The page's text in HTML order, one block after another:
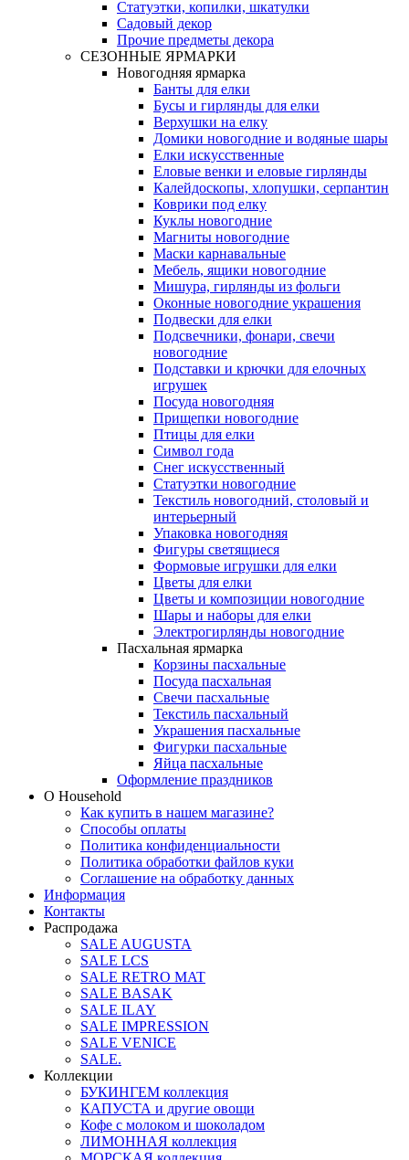
Статуэтки, копилки, шкатулки
Садовый декор
Прочие предметы декора
СЕЗОННЫЕ ЯРМАРКИ
Новогодняя ярмарка
Банты для елки
Бусы и гирлянды для елки
Верхушки на елку
Домики новогодние и водяные шары
Елки искусственные
Еловые венки и еловые гирлянды
Калейдоскопы, хлопушки, серпантин
Коврики под елку
Куклы новогодние
Магниты новогодние
Маски карнавальные
Мебель, ящики новогодние
Мишура, гирлянды из фольги
Оконные новогодние украшения
Подвески для елки
Подсвечники, фонари, свечи
новогодние
Подставки и крючки для елочных
игрушек
Посуда новогодняя
Прищепки новогодние
Птицы для елки
Символ года
Снег искусственный
Статуэтки новогодние
Текстиль новогодний, столовый и
интерьерный
Упаковка новогодняя
Фигуры светящиеся
Формовые игрушки для елки
Цветы для елки
Цветы и композиции новогодние
Шары и наборы для елки
Электрогирлянды новогодние
Пасхальная ярмарка
Корзины пасхальные
Посуда пасхальная
Свечи пасхальные
Текстиль пасхальный
Украшения пасхальные
Фигурки пасхальные
Яйца пасхальные
Оформление праздников
О Household
Как купить в нашем магазине?
Способы оплаты
Политика конфиденциальности
Политика обработки файлов куки
Соглашение на обработку данных
Информация
Контакты
Распродажа
SALE AUGUSTA
SALE LCS
SALE RETRO MAT
SALE BASAK
SALE ILAY
SALE IMPRESSION
SALE VENICE
SALE.
Коллекции
БУКИНГЕМ коллекция
КАПУСТА и другие овощи
Кофе с молоком и шоколадом
ЛИМОННАЯ коллекция